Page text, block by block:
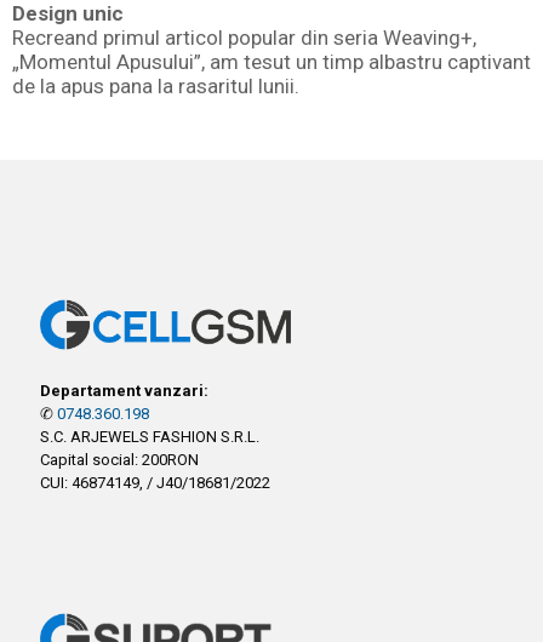
Design unic
Recreand primul articol popular din seria Weaving+,
„Momentul Apusului”, am tesut un timp albastru captivant
de la apus pana la rasaritul lunii.
Departament vanzari:
✆ 0748.360.198
S.C. ARJEWELS FASHION S.R.L.
Capital social: 200RON
CUI: 46874149, / J40/18681/2022